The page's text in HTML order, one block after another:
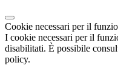
Cookie necessari per il
I cookie necessari per il
disabilitati. È possibile
policy.